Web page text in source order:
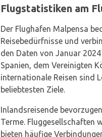
Flugstatistiken am
Der Flughafen Malpensa
Reisebedürfnisse und
den Daten von Januar
Spanien, dem Vereinigten
internationale Reisen sind
beliebtesten Ziele.
Inlandsreisende
Terme. Fluggesellschaften
bieten häufige